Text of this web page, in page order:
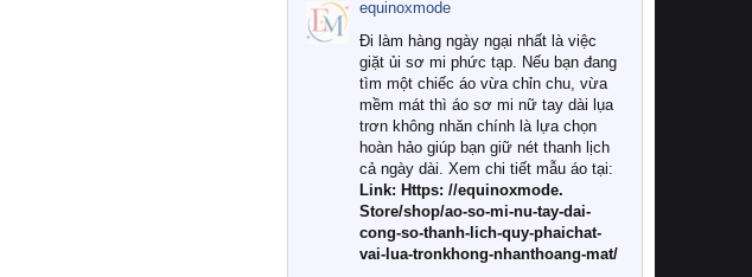
khí hậu và nhu cầu sử dụng của gia
đình? Hãy cùng chúng tôi đi tìm lời
giải đáp chi tiết qua bài viết dưới đây.
1. Tại sao các gia đình hiện đại lại ưa
chuộng chăn ga gối đệm cao cấp?
Khác với các dòng sản phẩm thông
thường, những bộ chăn ga gối đệm
cao cấp trải qua quy trình sản xuất
nghiêm ngặt từ khâu chọn lọc nguyên
liệu tự nhiên đến công nghệ dệt
nhuộm hiện đại không chứa hóa chất
equinoxmode
Đi làm hàng ngày ngại nhất là việc
giặt ủi sơ mi phức tạp. Nếu bạn đang
tìm một chiếc áo vừa chỉn chu, vừa
mềm mát thì áo sơ mi nữ tay dài lụa
trơn không nhăn chính là lựa chọn
hoàn hảo giúp bạn giữ nét thanh lịch
cả ngày dài. Xem chi tiết mẫu áo tại:
Link: Https: //equinoxmode.
Store/shop/ao-so-mi-nu-tay-dai-
cong-so-thanh-lich-quy-phaichat-
vai-lua-tronkhong-nhanthoang-mat/